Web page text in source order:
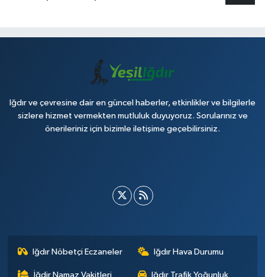
Iğdır ve çevresine dair en güncel haberler, etkinlikler ve bilgilerle
sizlere hizmet vermekten mutluluk duyuyoruz. Sorularınız ve
önerileriniz için bizimle iletişime geçebilirsiniz.
Iğdır Nöbetçi Eczaneler Iğdır Hava Durumu
İğdir Namaz Vakitleri Iğdır Trafik Yoğunluk